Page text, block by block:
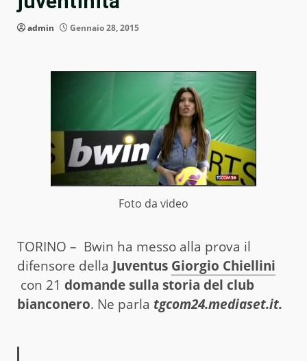
admin Gennaio 28, 2015
Foto da video
TORINO – Bwin ha messo alla prova il
difensore della Juventus Giorgio Chiellini
con 21 domande sulla storia del club
bianconero. Ne parla tgcom24.mediaset.it.